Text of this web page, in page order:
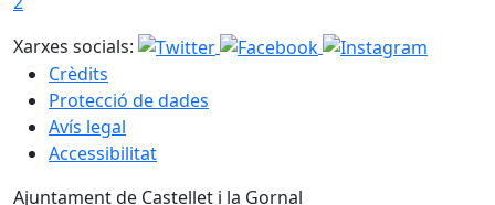
Xarxes socials:
Crèdits
Protecció de dades
Avís legal
Accessibilitat
Ajuntament de Castellet i la Gornal